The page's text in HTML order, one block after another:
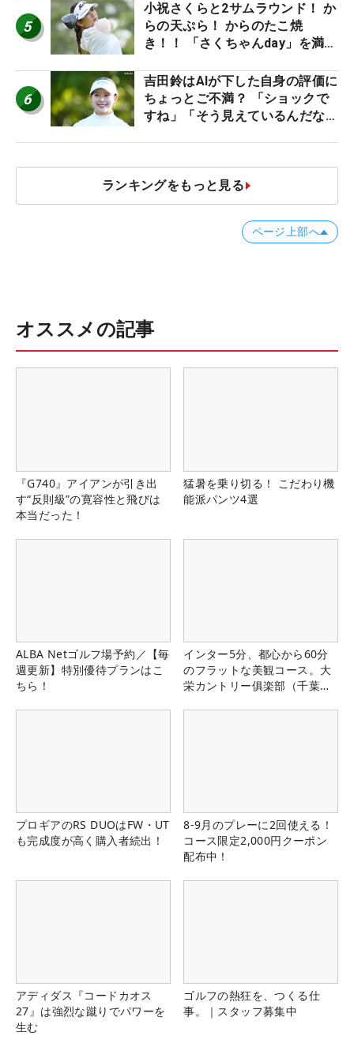
5
小祝さくらと2サムラウンド！ か
らの天ぷら！ からのたこ焼
き！！ 「さくちゃんday」を満喫
6
吉田鈴はAIが下した自身の評価に
ちょっとご不満？ 「ショックで
すね」「そう見えているんだなぁ
ランキングをもっと見る
ページ上部へ
オススメの記事
『G740』アイアンが引き出
す“反則級”の寛容性と飛びは
本当だった！
猛暑を乗り切る！ こだわり機
能派パンツ4選
ALBA Netゴルフ場予約／【毎
週更新】特別優待プランはこ
ちら！
インター5分、都心から60分
のフラットな美観コース。大
栄カントリー俱楽部（千葉
プロギアのRS DUOはFW・UT
も完成度が高く購入者続出！
8-9月のプレーに2回使える！
コース限定2,000円クーポン
配布中！
アディダス『コードカオス
27』は強烈な蹴りでパワーを
生む
ゴルフの熱狂を、つくる仕
事。｜スタッフ募集中